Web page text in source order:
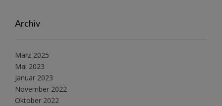
Archiv
März 2025
Mai 2023
Januar 2023
November 2022
Oktober 2022